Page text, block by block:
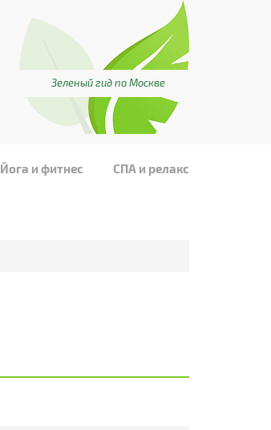
Зеленый гид по Москве
Йога и фитнес СПА и релакс